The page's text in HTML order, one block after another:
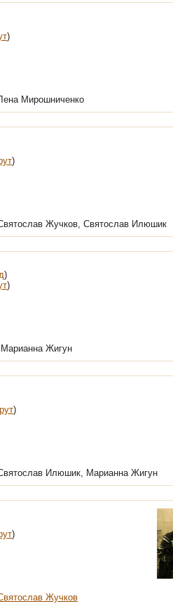
)
Лена Мирошниченко
)
Святослав Жучков, Святослав Илюшик
)
)
Марианна Жигун
)
Святослав Илюшик, Марианна Жигун
)
Жучков